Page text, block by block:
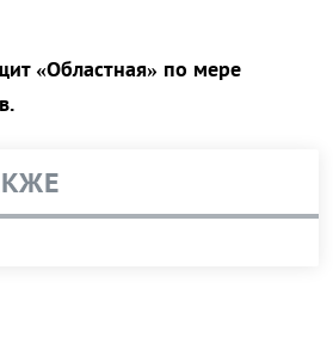
«Областная» по мере